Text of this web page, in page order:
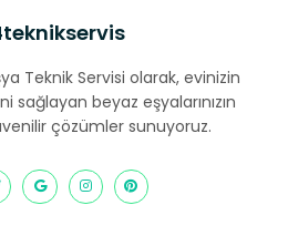
Teknik Servisi olarak, evinizin
sağlayan beyaz eşyalarınızın
çözümler sunuyoruz.